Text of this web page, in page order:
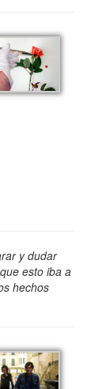
y dudar
esto iba a
hechos